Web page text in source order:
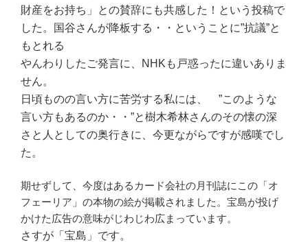
財産をお持ち」との賛辞にも共感した！という投稿で
した。国谷さんが降板する・・ということに”抗議”と
もとれる
やんわりしたご発言に、NHKも戸惑ったに違いありま
せん。
日頃ものの言い方に苦労する私には、 ”このような
言い方もあるのか・・”と樹木希林さんのその懐の深
さと人としての奥行きに、今更ながらですが感嘆でし
た。
期せずして、今度はあるカード会社の月刊誌にこの「オ
フェーリア」の本物の絵が掲載されました。宝島が投げ
かけた広告の意味がじわじわ広まっています。
さすが「宝島」です。